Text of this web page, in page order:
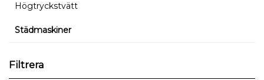
Högtryckstvätt
Städmaskiner
Filtrera